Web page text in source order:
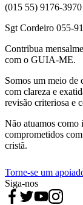
(015 55) 9176-3970
Sgt Cordeiro 055-
Contribua
com o GUIA-ME.
Somos um meio de
com clareza e
revisão criteriosa e
Não atuamos como
comprometidos
cristã.
Torne-se um
Siga-nos